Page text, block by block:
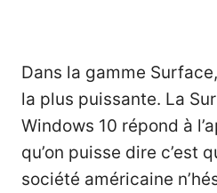
Dans la gamme Surface
la plus puissante. La
Windows 10 répond à
qu’on puisse dire c’est
société américaine